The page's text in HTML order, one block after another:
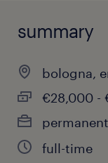
summary
bologna,
€28,000 -
permanent
full-time